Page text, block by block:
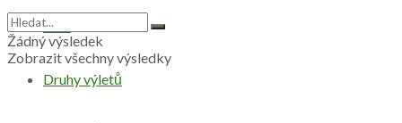
Svět
Druhy výletů
Žádný výsledek
Zobrazit všechny výsledky